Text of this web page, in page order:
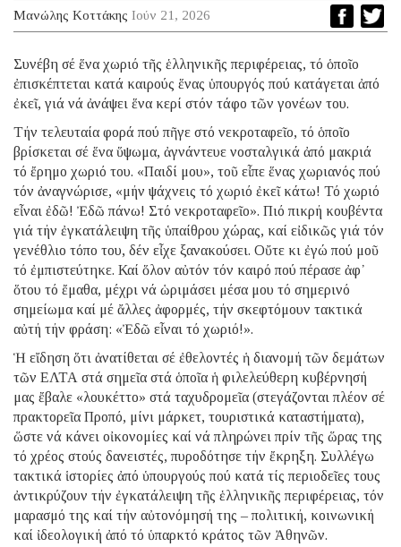
Μανώλης Κοττάκης Ιούν 21, 2026
Συνέβη σέ ἕνα χωριό τῆς ἑλληνικῆς περιφέρειας, τό ὁποῖο
ἐπισκέπτεται κατά καιρούς ἕνας ὑπουργός πού κατάγεται ἀπό
ἐκεῖ, γιά νά ἀνάψει ἕνα κερί στόν τάφο τῶν γονέων του.
Τήν τελευταία φορά πού πῆγε στό νεκροταφεῖο, τό ὁποῖο
βρίσκεται σέ ἕνα ὕψωμα, ἀγνάντευε νοσταλγικά ἀπό μακριά
τό ἔρημο χωριό του. «Παιδί μου», τοῦ εἶπε ἕνας χωριανός πού
τόν ἀναγνώρισε, «μήν ψάχνεις τό χωριό ἐκεῖ κάτω! Τό χωριό
εἶναι ἐδῶ! Ἐδῶ πάνω! Στό νεκροταφεῖο». Πιό πικρή κουβέντα
γιά τήν ἐγκατάλειψη τῆς ὑπαίθρου χώρας, καί εἰδικῶς γιά τόν
γενέθλιο τόπο του, δέν εἶχε ξανακούσει. Οὔτε κι ἐγώ πού μοῦ
τό ἐμπιστεύτηκε. Καί ὅλον αὐτόν τόν καιρό πού πέρασε ἀφ᾿
ὅτου τό ἔμαθα, μέχρι νά ὡριμάσει μέσα μου τό σημερινό
σημείωμα καί μέ ἄλλες ἀφορμές, τήν σκεφτόμουν τακτικά
αὐτή τήν φράση: «Ἐδῶ εἶναι τό χωριό!».
Ἡ εἴδηση ὅτι ἀνατίθεται σέ ἐθελοντές ἡ διανομή τῶν δεμάτων
τῶν ΕΛΤΑ στά σημεῖα στά ὁποῖα ἡ φιλελεύθερη κυβέρνησή
μας ἔβαλε «λουκέττο» στά ταχυδρομεῖα (στεγάζονται πλέον σέ
πρακτορεῖα Προπό, μίνι μάρκετ, τουριστικά καταστήματα),
ὥστε νά κάνει οἰκονομίες καί νά πληρώνει πρίν τῆς ὥρας της
τό χρέος στούς δανειστές, πυροδότησε τήν ἔκρηξη. Συλλέγω
τακτικά ἱστορίες ἀπό ὑπουργούς πού κατά τίς περιοδεῖες τους
ἀντικρύζουν τήν ἐγκατάλειψη τῆς ἑλληνικῆς περιφέρειας, τόν
μαρασμό της καί τήν αὐτονόμησή της – πολιτική, κοινωνική
καί ἰδεολογική ἀπό τό ὑπαρκτό κράτος τῶν Ἀθηνῶν.